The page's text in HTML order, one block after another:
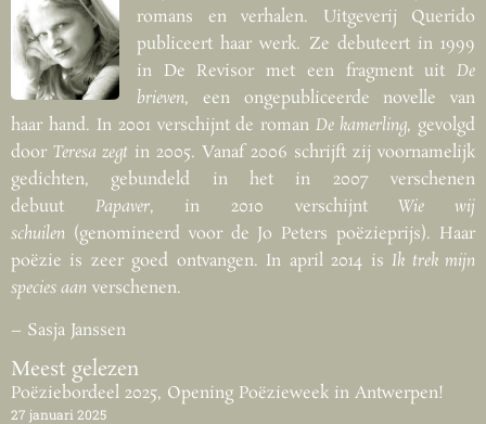
romans en verhalen. Uitgeverij Querido
publiceert haar werk. Ze debuteert in 1999
in De Revisor met een fragment uit De
brieven, een ongepubliceerde novelle van
haar hand. In 2001 verschijnt de romanDe kamerling, gevolgd
door Teresa zegt in 2005. Vanaf 2006 schrijft zij voornamelijk
gedichten, gebundeld in het in 2007 verschenen
debuut Papaver, in 2010 verschijntWie wij
schuilen (genomineerd voor de Jo Peters poëzieprijs). Haar
poëzie is zeer goed ontvangen. In april 2014 isIk trek mijn
species aan verschenen.
– Sasja Janssen
Meest gelezen
Poëziebordeel 2025, Opening Poëzieweek in Antwerpen!
27 januari 2025